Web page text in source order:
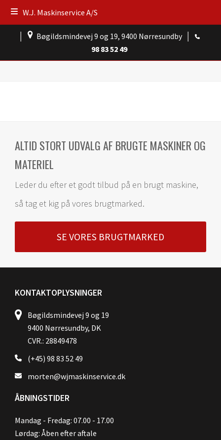
W.J. Maskinservice A/S
Bøgildsmindevej 9 og 19, 9400 Nørresundby
98 83 52 49
ALTID STORT UDVALG AF BRUGTE MASKINER OG
MATERIEL
Leder du efter et godt tilbud på en brugt maskine,
så tag et kig på vores brugtmarked.
SE VORES BRUGTMARKED
KONTAKTOPLYSNINGER
Bøgildsmindevej 9 og 19
9400 Nørresundby, DK
CVR.: 28849478
(+45) 98 83 52 49
morten@wjmaskinservice.dk
ÅBNINGSTIDER
Mandag - Fredag: 07.00 - 17.00
Lørdag: Åben efter aftale